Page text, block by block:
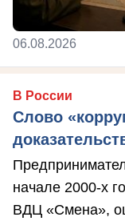
06.08.2026
В России
Слово
начале 2000-х
ВДЦ «Смена»,